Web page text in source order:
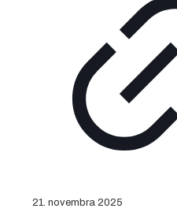
21. novembra 2025